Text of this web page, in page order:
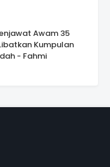
Awam 35
Kumpulan
- Fahmi